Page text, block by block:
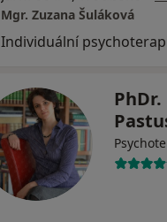
Mgr. Zuzana Šuláková
Individuální